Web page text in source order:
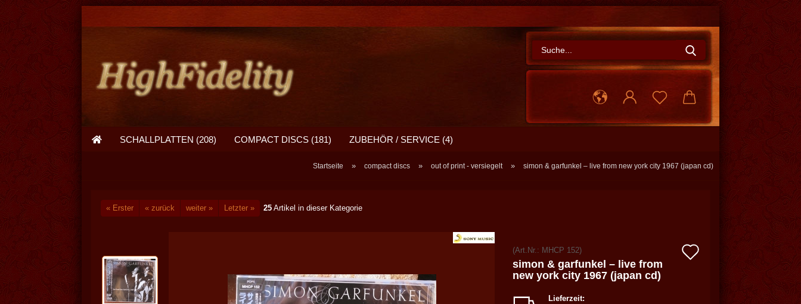
Suche...
SCHALLPLATTEN (208) COMPACT DISCS (181) ZUBEHÖR / SERVICE (4)
Startseite » compact discs » out of print - versiegelt » simon & garfunkel – live from new york city 1967 (japan cd)
« Erster « zurück weiter » Letzter » 25 Artikel in dieser Kategorie
(Art.Nr.: MHCP 152)
Merkzettel
simon & garfunkel – live from
new york city 1967 (japan cd)
Lieferzeit: